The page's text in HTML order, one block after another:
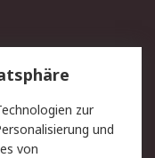
zur
und
von